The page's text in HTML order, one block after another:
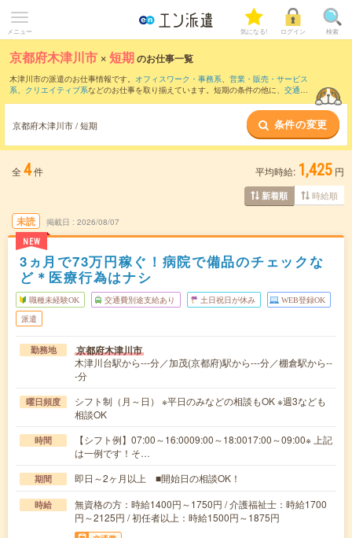
メニュー 気になる! ログイン 検索
京都府木津川市 ×短期のお仕事一覧
木津川市の派遣のお仕事情報です。 オフィスワーク・事務系、 営業・販売・サービス
系、 クリエイティブ系などのお仕事を取り揃えています。短期の条件の他に、 交通費
京都府木津川市 / 短期 条件の変更
全 4件 平均時給: 1,425 円
新着順 時給順
未読
NEW
掲載日 2026/08/07
3ヵ月で73万円稼ぐ！病院で備品のチェックな
ど＊医療行為はナシ
職種未経験OK 交通費別途支給あり 土日祝日が休み WEB登録OK
派遣
勤務地 京都府木津川市
木津川台駅から---分／加茂(京都府)駅から---分／棚倉駅から--
-分
曜日頻度
シフト制（月～日） ※平日のみなどの相談もOK ※週3なども
相談OK
時間
【シフト例】07:00～16:0009:00～18:0017:00～09:00※ 上記
は一例です！そ…
期間 即日～2ヶ月以上 ■開始日の相談OK！
時給
無資格の方：時給1400円～1750円 / 介護福祉士：時給1700
円～2125円 / 初任者以上：時給1500円～1875円